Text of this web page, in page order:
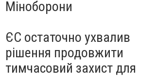
Міноборони
ЄС остаточно ухвалив
рішення продовжити
тимчасовий захист для